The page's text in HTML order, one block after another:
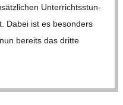
Unter­richts­stun­
Dabei ist es beson­ders
bereits das dritte